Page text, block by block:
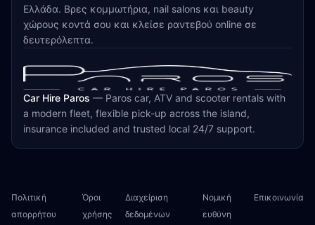
Ελλάδα. Βρες κομμωτήρια, nail salons και beauty
χώρους κοντά σου και κλείσε ραντεβού online σε
δευτερόλεπτα.
Car Hire Paros — Paros car, ATV and scooter rentals with
a modern fleet, flexible pick-up across the island,
insurance included and trusted local 24/7 support.
Πολιτική
απορρήτου
Όροι
χρήσης
Διαχείριση
δεδομένων
Νομική
ευθύνη
Επικοινωνία